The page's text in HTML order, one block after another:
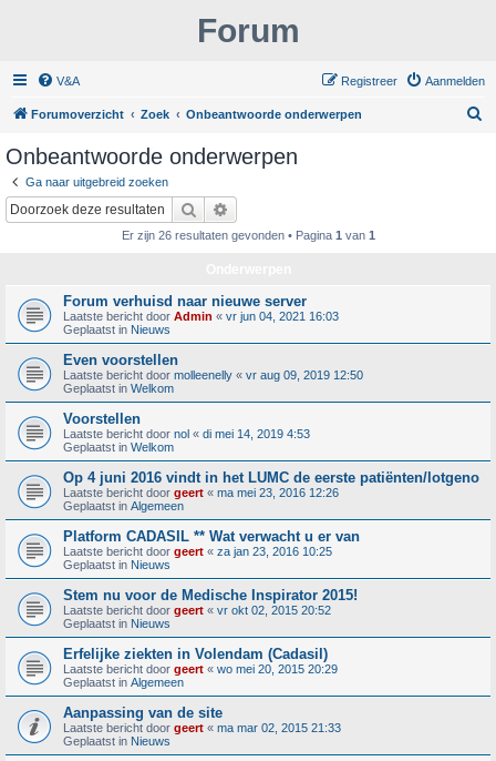
Forum
V&A Aanmelden
Registreer
Forumoverzicht Zoek Onbeantwoorde onderwerpen
Onbeantwoorde onderwerpen
Ga naar uitgebreid zoeken
Zoek
Er zijn 26 resultaten gevonden • Pagina 1 van 1
Forum verhuisd naar nieuwe server
Laatste bericht door Admin « vr jun 04, 2021 16:03
Geplaatst in Nieuws
Even voorstellen
Laatste bericht door molleenelly « vr aug 09, 2019 12:50
Geplaatst in Welkom
Voorstellen
Laatste bericht door nol « di mei 14, 2019 4:53
Geplaatst in Welkom
Op 4 juni 2016 vindt in het LUMC de eerste patiënten/lotgeno
Laatste bericht door geert « ma mei 23, 2016 12:26
Geplaatst in Algemeen
Platform CADASIL ** Wat verwacht u er van
Laatste bericht door geert « za jan 23, 2016 10:25
Geplaatst in Nieuws
Stem nu voor de Medische Inspirator 2015!
Laatste bericht door geert « vr okt 02, 2015 20:52
Geplaatst in Nieuws
Erfelijke ziekten in Volendam (Cadasil)
Laatste bericht door geert « wo mei 20, 2015 20:29
Geplaatst in Algemeen
Aanpassing van de site
Laatste bericht door geert « ma mar 02, 2015 21:33
Geplaatst in Nieuws